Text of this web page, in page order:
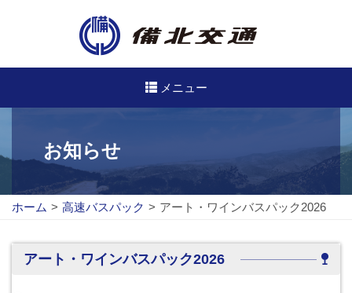
メニュー
高速バス
路線バス
お知らせ
ホーム > 高速バスパック > アート・ワインバスパック2026
アート・ワインバスパック2026